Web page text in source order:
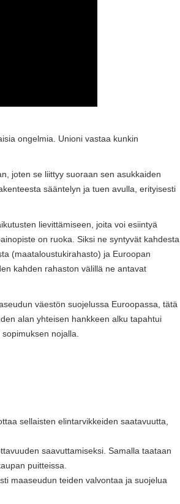
​​ongelmia. Unioni vastaa kunkin
joten se liittyy suoraan sen asukkaiden
sääntelyn ja tuen avulla, erityisesti
lievittämiseen, joita voi esiintyä
on ruoka. Siksi ne syntyvät kahdesta
(maataloustukirahasto) ja Euroopan
kahden rahaston välillä ne antavat
väestön suojelussa Euroopassa, tätä
alan yhteisen hankkeen alku tapahtui
nojalla.
sellaisten elintarvikkeiden saatavuutta,
saavuttamiseksi. Samalla taataan
puitteissa.
maaseudun teiden valvontaa ja suojelua